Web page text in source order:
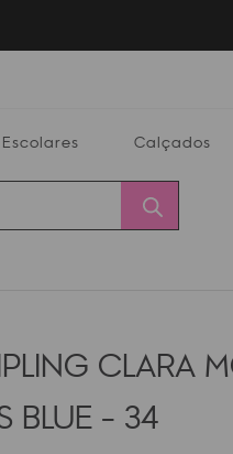
Escolares Calçados
CLARA
BLUE - 34